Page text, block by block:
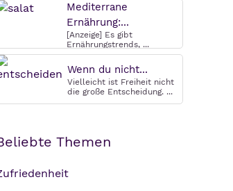
Mediterrane
Ernährung:...
[Anzeige] Es gibt
Ernährungstrends, ...
Wenn du nicht...
Vielleicht ist Freiheit nicht
die große Entscheidung. ...
Themen